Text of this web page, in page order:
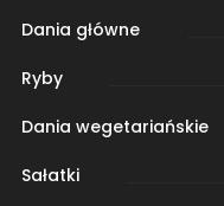
Dania główne
Ryby
Dania wegetariańskie
Sałatki